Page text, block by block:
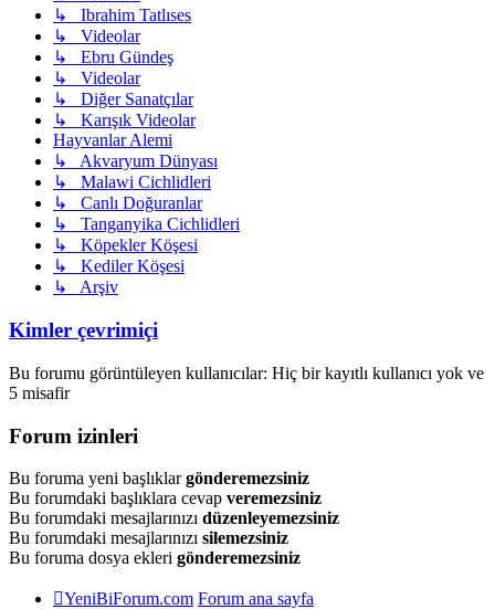
↳ Ibrahim Tatlıses
↳ Videolar
↳ Ebru Gündeş
↳ Videolar
↳ Diğer Sanatçılar
↳ Karışık Videolar
Hayvanlar Alemi
↳ Akvaryum Dünyası
↳ Malawi Cichlidleri
↳ Canlı Doğuranlar
↳ Tanganyika Cichlidleri
↳ Köpekler Köşesi
↳ Kediler Köşesi
↳ Arşiv
Kimler çevrimiçi
Bu forumu görüntüleyen kullanıcılar: Hiç bir kayıtlı kullanıcı yok ve
5 misafir
Forum izinleri
Bu foruma yeni başlıklargönderemezsiniz
Bu forumdaki başlıklara cevap veremezsiniz
Bu forumdaki mesajlarınızı düzenleyemezsiniz
Bu forumdaki mesajlarınızı silemezsiniz
Bu foruma dosya ekleri gönderemezsiniz
YeniBiForum.com Forum ana sayfa